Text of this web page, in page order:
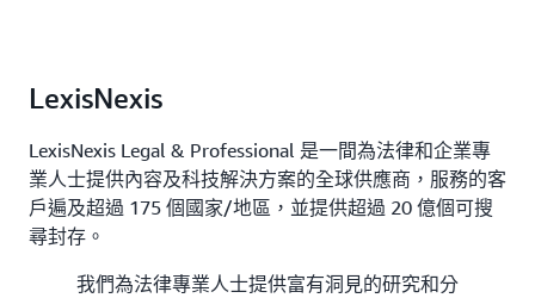
LexisNexis
LexisNexis Legal & Professional 是一間為法律和企業專
業人士提供內容及科技解決方案的全球供應商，服務的客
戶遍及超過 175 個國家/地區，並提供超過 20 億個可搜
尋封存。
我們為法律專業人士提供富有洞見的研究和分